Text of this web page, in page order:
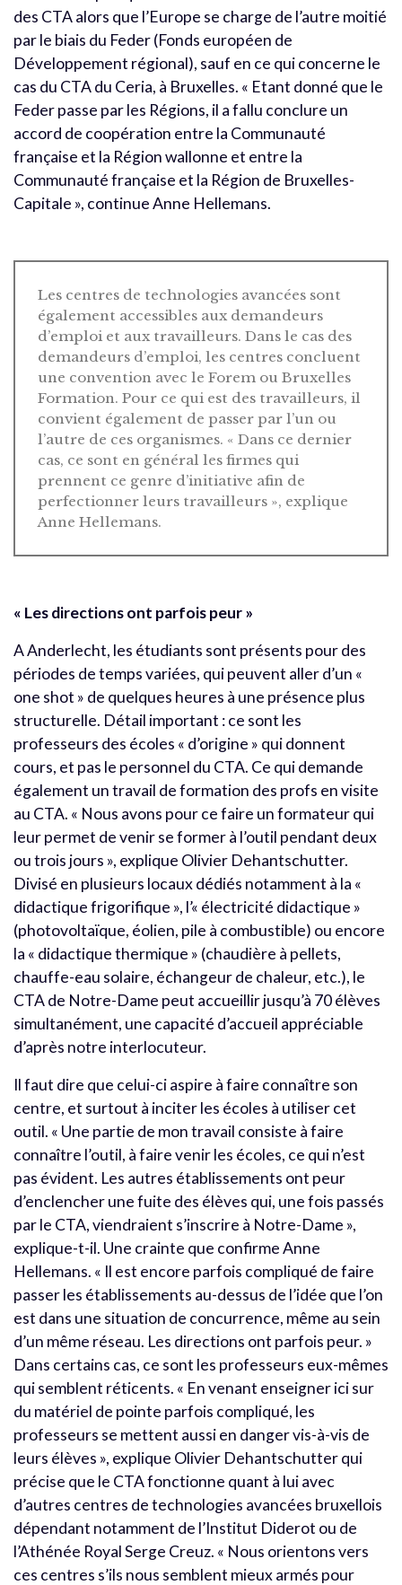
des CTA alors que l’Europe se charge de l’autre moitié
par le biais du Feder (Fonds européen de
Développement régional), sauf en ce qui concerne le
cas du CTA du Ceria, à Bruxelles. « Etant donné que le
Feder passe par les Régions, il a fallu conclure un
accord de coopération entre la Communauté
française et la Région wallonne et entre la
Communauté française et la Région de Bruxelles-
Capitale », continue Anne Hellemans.
Les centres de technologies avancées sont
également accessibles aux demandeurs
d’emploi et aux travailleurs. Dans le cas des
demandeurs d’emploi, les centres concluent
une convention avec le Forem ou Bruxelles
Formation. Pour ce qui est des travailleurs, il
convient également de passer par l’un ou
l’autre de ces organismes. « Dans ce dernier
cas, ce sont en général les firmes qui
prennent ce genre d’initiative afin de
perfectionner leurs travailleurs », explique
Anne Hellemans.
« Les directions ont parfois peur »
A Anderlecht, les étudiants sont présents pour des
périodes de temps variées, qui peuvent aller d’un «
one shot » de quelques heures à une présence plus
structurelle. Détail important : ce sont les
professeurs des écoles « d’origine » qui donnent
cours, et pas le personnel du CTA. Ce qui demande
également un travail de formation des profs en visite
au CTA. « Nous avons pour ce faire un formateur qui
leur permet de venir se former à l’outil pendant deux
ou trois jours », explique Olivier Dehantschutter.
Divisé en plusieurs locaux dédiés notamment à la «
didactique frigorifique », l’« électricité didactique »
(photovoltaïque, éolien, pile à combustible) ou encore
la « didactique thermique » (chaudière à pellets,
chauffe-eau solaire, échangeur de chaleur, etc.), le
CTA de Notre-Dame peut accueillir jusqu’à 70 élèves
simultanément, une capacité d’accueil appréciable
d’après notre interlocuteur.
Il faut dire que celui-ci aspire à faire connaître son
centre, et surtout à inciter les écoles à utiliser cet
outil. « Une partie de mon travail consiste à faire
connaître l’outil, à faire venir les écoles, ce qui n’est
pas évident. Les autres établissements ont peur
d’enclencher une fuite des élèves qui, une fois passés
par le CTA, viendraient s’inscrire à Notre-Dame »,
explique-t-il. Une crainte que confirme Anne
Hellemans. « Il est encore parfois compliqué de faire
passer les établissements au-dessus de l’idée que l’on
est dans une situation de concurrence, même au sein
d’un même réseau. Les directions ont parfois peur. »
Dans certains cas, ce sont les professeurs eux-mêmes
qui semblent réticents. « En venant enseigner ici sur
du matériel de pointe parfois compliqué, les
professeurs se mettent aussi en danger vis-à-vis de
leurs élèves », explique Olivier Dehantschutter qui
précise que le CTA fonctionne quant à lui avec
d’autres centres de technologies avancées bruxellois
dépendant notamment de l’Institut Diderot ou de
l’Athénée Royal Serge Creuz. « Nous orientons vers
ces centres s’ils nous semblent mieux armés pour